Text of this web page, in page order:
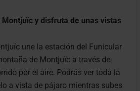
Montjuïc y disfruta de unas vistas
une la estación del Funicular
de Montjuïc a través de
por el aire. Podrás ver toda la
a vista de pájaro mientras subes